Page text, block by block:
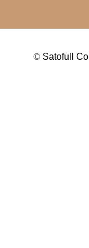
© Satofull